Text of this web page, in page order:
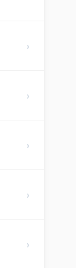
›
›
›
›
›